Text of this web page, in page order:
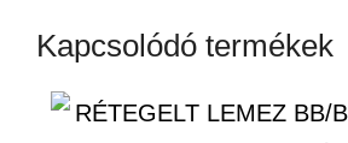
Kapcsolódó termékek